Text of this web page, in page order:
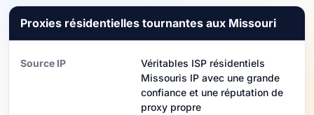
Proxies résidentielles tournantes aux Missouri
Source IP
Véritables ISP résidentiels
Missouris IP avec une grande
confiance et une réputation de
proxy propre